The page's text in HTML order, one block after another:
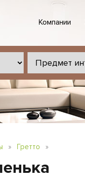
Компании
» Гретто »